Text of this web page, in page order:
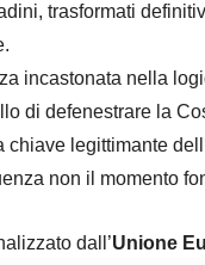
trasformati
incastonata nella
di defenestrare la
legittimante
non il momento
dall’Unione